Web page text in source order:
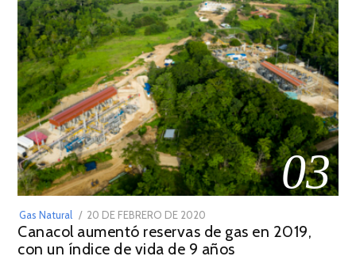
03
Gas Natural
POSTED
ON
20 DE FEBRERO DE 2020
DE
JULIO
Canacol aumentó reservas de gas en 2019,
con un índice de vida de 9 años